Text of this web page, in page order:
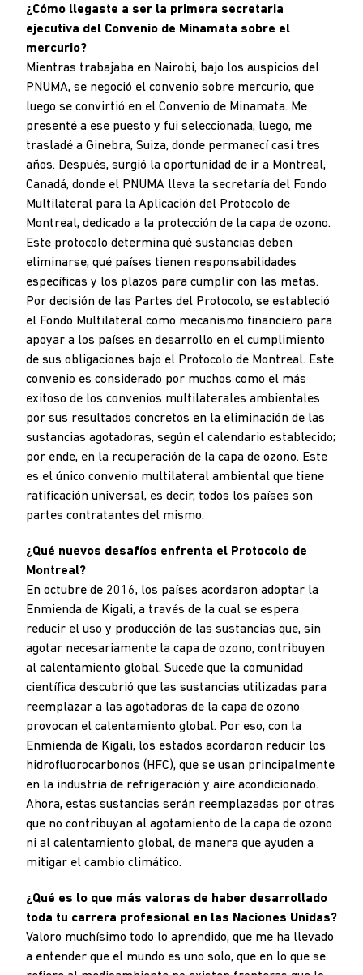
¿Cómo llegaste a ser la primera secretaria
ejecutiva del Convenio de Minamata sobre el
mercurio?
Mientras trabajaba en Nairobi, bajo los auspicios del
PNUMA, se negoció el convenio sobre mercurio, que
luego se convirtió en el Convenio de Minamata. Me
presenté a ese puesto y fui seleccionada, luego, me
trasladé a Ginebra, Suiza, donde permanecí casi tres
años. Después, surgió la oportunidad de ir a Montreal,
Canadá, donde el PNUMA lleva la secretaría del Fondo
Multilateral para la Aplicación del Protocolo de
Montreal, dedicado a la protección de la capa de ozono.
Este protocolo determina qué sustancias deben
eliminarse, qué países tienen responsabilidades
específicas y los plazos para cumplir con las metas.
Por decisión de las Partes del Protocolo, se estableció
el Fondo Multilateral como mecanismo financiero para
apoyar a los países en desarrollo en el cumplimiento
de sus obligaciones bajo el Protocolo de Montreal. Este
convenio es considerado por muchos como el más
exitoso de los convenios multilaterales ambientales
por sus resultados concretos en la eliminación de las
sustancias agotadoras, según el calendario establecido;
por ende, en la recuperación de la capa de ozono. Este
es el único convenio multilateral ambiental que tiene
ratificación universal, es decir, todos los países son
partes contratantes del mismo.
¿Qué nuevos desafíos enfrenta el Protocolo de
Montreal?
En octubre de 2016, los países acordaron adoptar la
Enmienda de Kigali, a través de la cual se espera
reducir el uso y producción de las sustancias que, sin
agotar necesariamente la capa de ozono, contribuyen
al calentamiento global. Sucede que la comunidad
científica descubrió que las sustancias utilizadas para
reemplazar a las agotadoras de la capa de ozono
provocan el calentamiento global. Por eso, con la
Enmienda de Kigali, los estados acordaron reducir los
hidrofluorocarbonos (HFC), que se usan principalmente
en la industria de refrigeración y aire acondicionado.
Ahora, estas sustancias serán reemplazadas por otras
que no contribuyan al agotamiento de la capa de ozono
ni al calentamiento global, de manera que ayuden a
mitigar el cambio climático.
¿Qué es lo que más valoras de haber desarrollado
toda tu carrera profesional en las Naciones Unidas?
Valoro muchísimo todo lo aprendido, que me ha llevado
a entender que el mundo es uno solo, que en lo que se